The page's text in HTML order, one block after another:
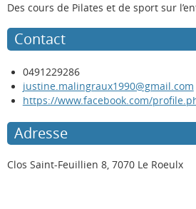
Des cours de Pilates et de sport sur
Contact
0491229286
justine.malingraux1990@gmail.com
https://www.facebook.com/
Adresse
Clos Saint-Feuillien 8, 7070 Le Roeulx